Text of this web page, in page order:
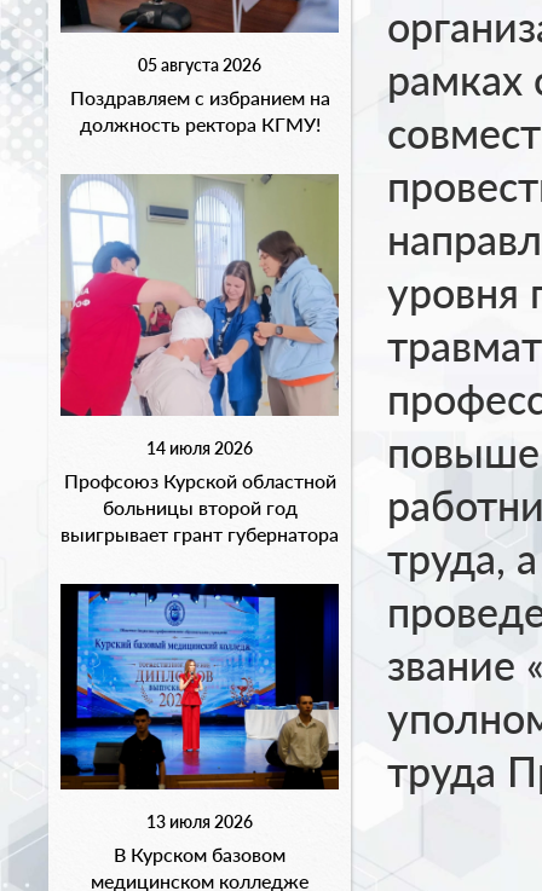
05 августа 2026
Поздравляем с избранием на
должность ректора КГМУ!
14 июля 2026
Профсоюз Курской областной
больницы второй год
выигрывает грант губернатора
13 июля 2026
В Курском базовом
медицинском колледже
рамках
уровня
труда,
звание
труда